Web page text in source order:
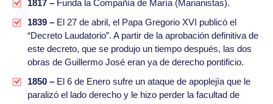
1817 – Funda la Compañía de María (Marianistas).
1839 – El 27 de abril, el Papa Gregorio XVI publicó el
“Decreto Laudatorio”. A partir de la aprobación definitiva de
este decreto, que se produjo un tiempo después, las dos
obras de Guillermo José eran ya de derecho pontificio.
1850 – El 6 de Enero sufre un ataque de apoplejía que le
paralizó el lado derecho y le hizo perder la facultad de